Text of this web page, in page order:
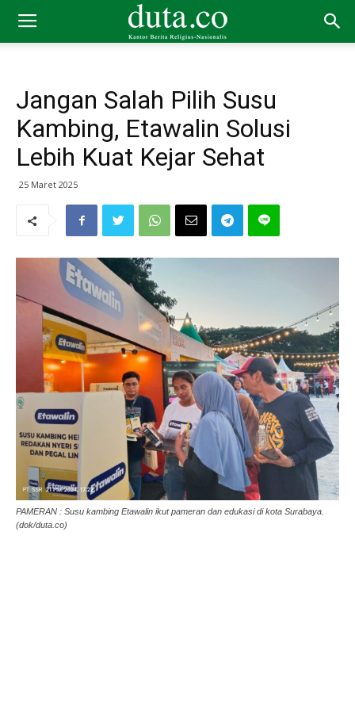
Jangan Salah Pilih Susu
Kambing, Etawalin Solusi
Lebih Kuat Kejar Sehat
25 Maret 2025
PAMERAN : Susu kambing Etawalin ikut pameran dan edukasi di kota Surabaya.
(dok/duta.co)